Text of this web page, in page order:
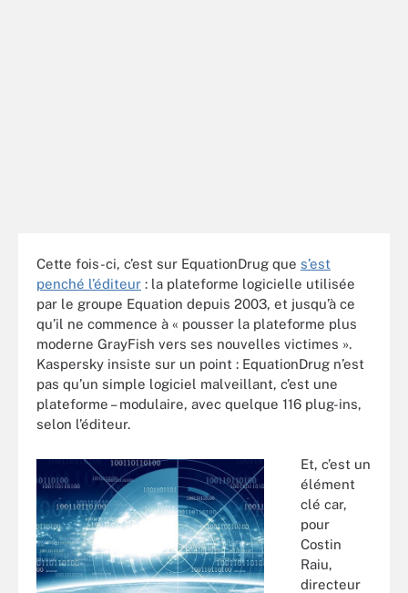
Cette fois-ci, c’est sur EquationDrug que s’est
penché l’éditeur : la plateforme logicielle utilisée
par le groupe Equation depuis 2003, et jusqu’à ce
qu’il ne commence à « pousser la plateforme plus
moderne GrayFish vers ses nouvelles victimes ».
Kaspersky insiste sur un point : EquationDrug n’est
pas qu’un simple logiciel malveillant, c’est une
plateforme – modulaire, avec quelque 116 plug-ins,
selon l’éditeur.
Et, c’est un
élément
clé car,
pour
Costin
Raiu,
directeur